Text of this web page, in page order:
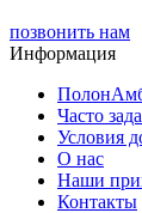
позвонить нам
Информация
Часто
Условия
О нас
Наши
Контакты